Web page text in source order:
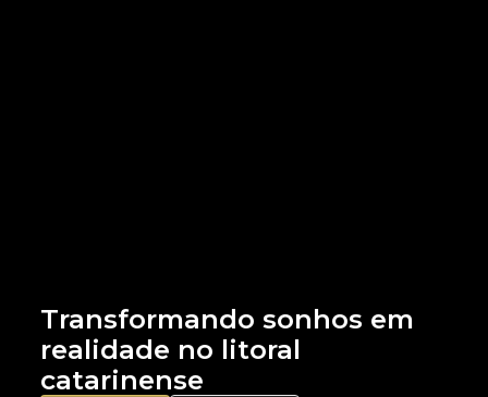
Transformando sonhos em
realidade no litoral
catarinense